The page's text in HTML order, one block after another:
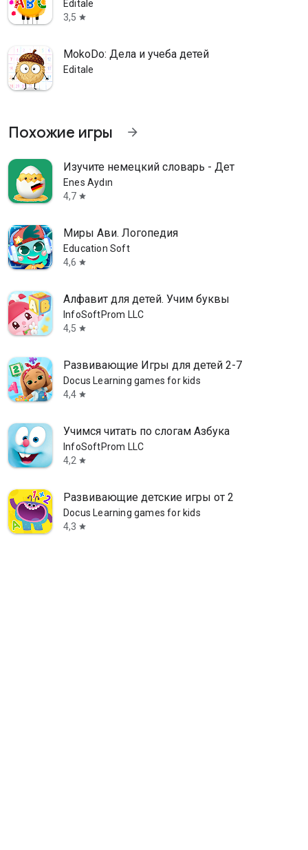
Editale
3,5 star
MokoDo: Дела и учеба детей
Editale
Похожие игры arrow_forward
Изучите немецкий словарь - Дет
Enes Aydın
4,7 star
Миры Ави. Логопедия
Education Soft
4,6 star
Алфавит для детей. Учим буквы
InfoSoftProm LLC
4,5 star
Развивающие Игры для детей 2-7
Docus Learning games for kids
4,4 star
Учимся читать по слогам Азбука
InfoSoftProm LLC
4,2 star
Развивающие детские игры от 2
Docus Learning games for kids
4,3 star